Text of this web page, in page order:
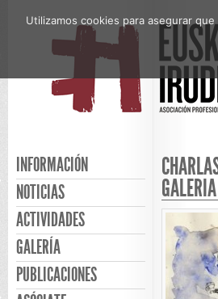
INFORMACIÓN
NOTICIAS
ACTIVIDADES
GALERÍA
PUBLICACIONES
GALERIA
Utilizamos cookies para asegurar